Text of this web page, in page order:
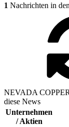
1 Nachrichten in
NEVADA
diese News
Unternehmen
/ Aktien